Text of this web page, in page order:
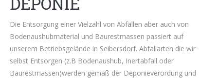
Die Entsorgung einer Vielzahl von Abfällen aber auch von
Bodenaushubmaterial und Baurestmassen passiert auf
unserem Betriebsgelände in Seibersdorf. Abfallarten die wir
selbst Entsorgen (z.B Bodenaushub, Inertabfall oder
Baurestmassen)werden gemäß der Deponieverordung und